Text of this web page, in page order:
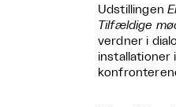
Udstillingen
Tilfældige
verdner i
installationer